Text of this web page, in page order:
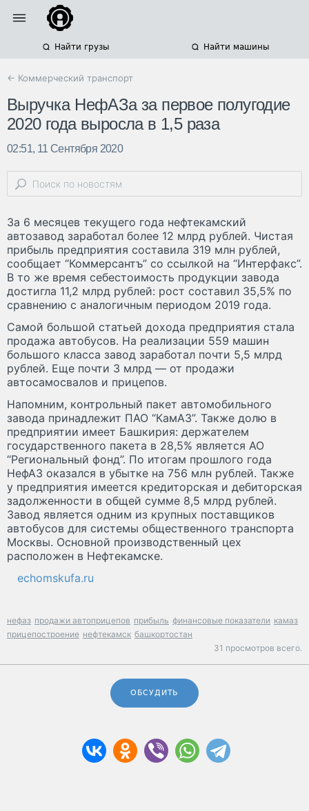
Найти грузы Найти машины
← Коммерческий транспорт
Выручка НефАЗа за первое полугодие
2020 года выросла в 1,5 раза
02:51, 11 Сентября 2020
За 6 месяцев текущего года нефтекамский
автозавод заработал более 12 млрд рублей. Чистая
прибыль предприятия составила 319 млн рублей,
сообщает “Коммерсантъ” со ссылкой на “Интерфакс”.
В то же время себестоимость продукции завода
достигла 11,2 млрд рублей: рост составил 35,5% по
сравнению с аналогичным периодом 2019 года.
Самой большой статьей дохода предприятия стала
продажа автобусов. На реализации 559 машин
большого класса завод заработал почти 5,5 млрд
рублей. Еще почти 3 млрд — от продажи
автосамосвалов и прицепов.
Напомним, контрольный пакет автомобильного
завода принадлежит ПАО “КамАЗ”. Также долю в
предприятии имеет Башкирия: держателем
государственного пакета в 28,5% является АО
“Региональный фонд”. По итогам прошлого года
НефАЗ оказался в убытке на 756 млн рублей. Также
у предприятия имеется кредиторская и дебиторская
задолженности в общей сумме 8,5 млрд рублей.
Завод является одним из крупных поставщиков
автобусов для системы общественного транспорта
Москвы. Основной производственный цех
расположен в Нефтекамске.
echomskufa.ru
нефаз продажи автоприцепов прибыль финансовые показатели камаз
прицепостроение нефтекамск башкортостан
31 просмотров всего.
ОБСУДИТЬ